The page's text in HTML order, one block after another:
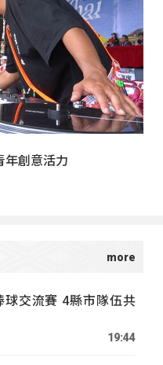
年創意活力
球交流賽 4縣市隊伍共
19:44